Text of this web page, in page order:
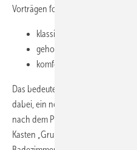
Vorträgen folgende Grundwerte vor:
klassische Beleuchtung: 200
gehobene Beleuchtung: 300
komfortable Beleuchtung:
Das bedeutet, wenn ein
dabei, ein normales Badezimmer
nach dem Prinzip von Richard
Kasten „Grundlagen der